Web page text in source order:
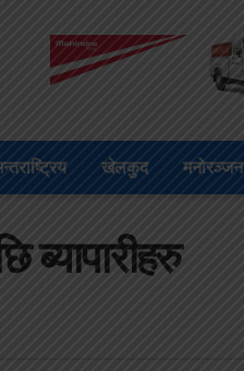
खेलकुद मनोरञ्जन